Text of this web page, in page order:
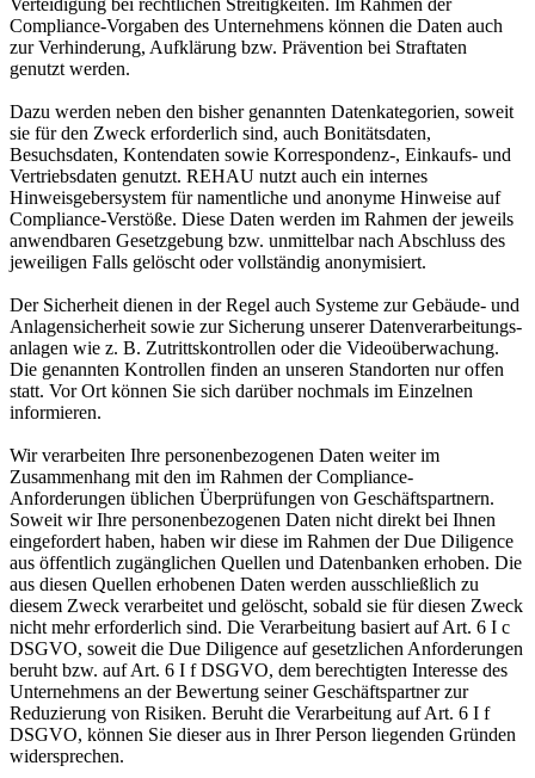
Compliance-Vorgaben des Unternehmens können die Daten auch
zur Verhinderung, Aufklärung bzw. Prävention bei Straftaten
genutzt werden.
Dazu werden neben den bisher genannten Datenkategorien, soweit
sie für den Zweck erforderlich sind, auch Bonitätsdaten,
Besuchsdaten, Kontendaten sowie Korrespondenz-, Einkaufs- und
Vertriebsdaten genutzt. REHAU nutzt auch ein internes
Hinweisgebersystem für namentliche und anonyme Hinweise auf
Compliance-Verstöße. Diese Daten werden im Rahmen der jeweils
anwendbaren Gesetzgebung bzw. unmittelbar nach Abschluss des
jeweiligen Falls gelöscht oder vollständig anonymisiert.
Der Sicherheit dienen in der Regel auch Systeme zur Gebäude- und
Anlagensicherheit sowie zur Sicherung unserer Datenverarbeitungs­
anlagen wie z. B. Zutrittskontrollen oder die Videoüberwachung.
Die genannten Kontrollen finden an unseren Standorten nur offen
statt. Vor Ort können Sie sich darüber nochmals im Einzelnen
informieren.
Wir verarbeiten Ihre personenbezogenen Daten weiter im
Zusammenhang mit den im Rahmen der Compliance-
Anforderungen üblichen Überprüfungen von Geschäftspartnern.
Soweit wir Ihre personenbezogenen Daten nicht direkt bei Ihnen
eingefordert haben, haben wir diese im Rahmen der Due Diligence
aus öffentlich zugänglichen Quellen und Datenbanken erhoben. Die
aus diesen Quellen erhobenen Daten werden ausschließlich zu
diesem Zweck verarbeitet und gelöscht, sobald sie für diesen Zweck
nicht mehr erforderlich sind. Die Verarbeitung basiert auf Art. 6 I c
DSGVO, soweit die Due Diligence auf gesetzlichen Anforderungen
beruht bzw. auf Art. 6 I f DSGVO, dem berechtigten Interesse des
Unternehmens an der Bewertung seiner Geschäftspartner zur
Reduzierung von Risiken. Beruht die Verarbeitung auf Art. 6 I f
DSGVO, können Sie dieser aus in Ihrer Person liegenden Gründen
widersprechen.